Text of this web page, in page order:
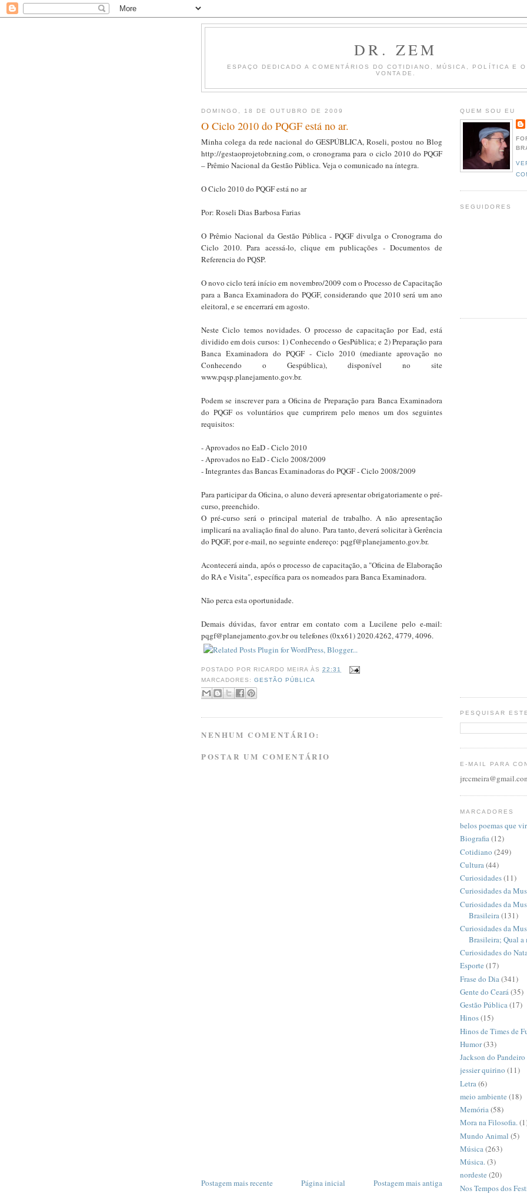
DR. ZEM
ESPAÇO DEDICADO A COMENTÁRIOS DO COTIDIANO, MÚSICA, POLÍTICA E O
VONTADE.
DOMINGO, 18 DE OUTUBRO DE 2009
O Ciclo 2010 do PQGF está no ar.
Minha colega da rede nacional do GESPÚBLICA, Roseli, postou no Blog
http://gestaoprojetobr.ning.com, o cronograma para o ciclo 2010 do PQGF
– Prêmio Nacional da Gestão Pública. Veja o comunicado na íntegra.
O Ciclo 2010 do PQGF está no ar
Por: Roseli Dias Barbosa Farias
O Prêmio Nacional da Gestão Pública - PQGF divulga o Cronograma do
Ciclo 2010. Para acessá-lo, clique em publicações - Documentos de
Referencia do PQSP.
O novo ciclo terá início em novembro/2009 com o Processo de Capacitação
para a Banca Examinadora do PQGF, considerando que 2010 será um ano
eleitoral, e se encerrará em agosto.
Neste Ciclo temos novidades. O processo de capacitação por Ead, está
dividido em dois cursos: 1) Conhecendo o GesPública; e 2) Preparação para
Banca Examinadora do PQGF - Ciclo 2010 (mediante aprovação no
Conhecendo o Gespública), disponível no site
www.pqsp.planejamento.gov.br.
Podem se inscrever para a Oficina de Preparação para Banca Examinadora
do PQGF os voluntários que cumprirem pelo menos um dos seguintes
requisitos:
- Aprovados no EaD - Ciclo 2010
- Aprovados no EaD - Ciclo 2008/2009
- Integrantes das Bancas Examinadoras do PQGF - Ciclo 2008/2009
Para participar da Oficina, o aluno deverá apresentar obrigatoriamente o pré-
curso, preenchido.
O pré-curso será o principal material de trabalho. A não apresentação
implicará na avaliação final do aluno. Para tanto, deverá solicitar à Gerência
do PQGF, por e-mail, no seguinte endereço: pqgf@planejamento.gov.br.
Acontecerá ainda, após o processo de capacitação, a "Oficina de Elaboração
do RA e Visita", específica para os nomeados para Banca Examinadora.
Não perca esta oportunidade.
Demais dúvidas, favor entrar em contato com a Lucilene pelo e-mail:
pqgf@planejamento.gov.br ou telefones (0xx61) 2020.4262, 4779, 4096.
POSTADO POR RICARDO MEIRA ÀS22:31
MARCADORES:GESTÃO PÚBLICA
NENHUM COMENTÁRIO:
POSTAR UM COMENTÁRIO
Postagem mais recente Postagem mais antiga
Página inicial
QUEM SOU EU
SEGUIDORES
PESQUISAR
E-MAIL PARA
MARCADORES
belos poemas que
Biografia(12)
Cotidiano (249)
Cultura(44)
Curiosidades(11)
Curiosidades da
Curiosidades da
Brasileira(131)
Curiosidades da
Brasileira; Qual a
Curiosidades do
Esporte (17)
Frase do Dia(341)
Gente do Ceará(35)
Gestão Pública(17)
Hinos(15)
Hinos de Times de
Humor(33)
Jackson do Pandeiro
jessier quirino (11)
Letra(6)
meio ambiente (18)
Memória(58)
Mora na Filosofia.
Mundo Animal (5)
Música(263)
Música.(3)
nordeste (20)
Nos Tempos dos